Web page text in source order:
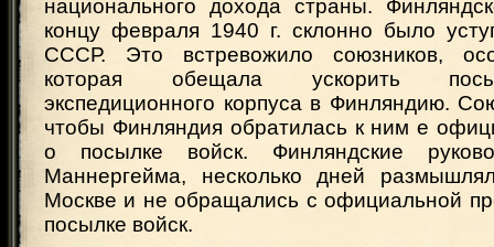
национального дохода страны.
концу февраля 1940 г. склонно было
СССР. Это встревожило союзников,
которая обещала ускорить
экспедиционного корпуса в Финляндию.
чтобы Финляндия обратилась к ним е
о посылке войск. Финляндские
Маннергейма, несколько дней
Москве и не обращались с официальной
посылке войск.